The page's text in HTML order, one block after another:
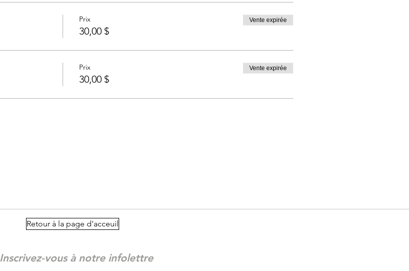
Prix
30,00 $
Vente expirée
Prix
30,00 $
Vente expirée
Retour à la page d'acceuil
Inscrivez-vous à notre infolettre